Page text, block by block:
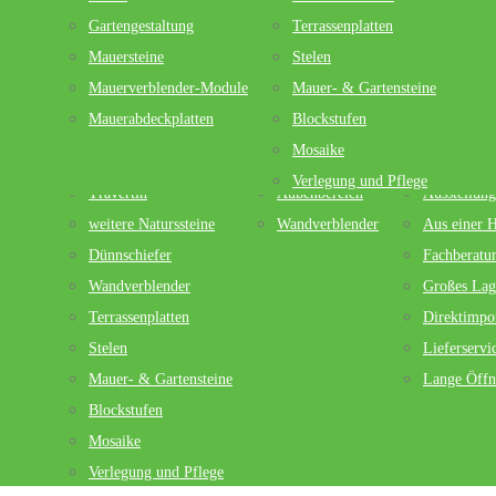
Sorten
Travertin
weitere Naturssteine
Dünnschiefer
Wandverblender
Terrassenplatten
Stelen
Mauer- & Gartensteine
Blockstufen
Mosaike
Verlegung und Pflege
Kataloge
Im Haus
Außenbereich
Wandverblender
Ausstellung
Aus einer
Großes
Lange
Gartengestaltung
Mauersteine
Mauerverblender-Module
Mauerabdeckplatten
Terrassenplatten
Stelen
Mauer- & Gartensteine
Blockstufen
Mosaike
Verlegung und Pflege
Bestell-Vorgang:
Wir bitten um Vorab-Überweisung. Sie erhalten von uns
Wir versenden die Muster umgehend nach
Hier finden sie unsere Muster
Alle Muster